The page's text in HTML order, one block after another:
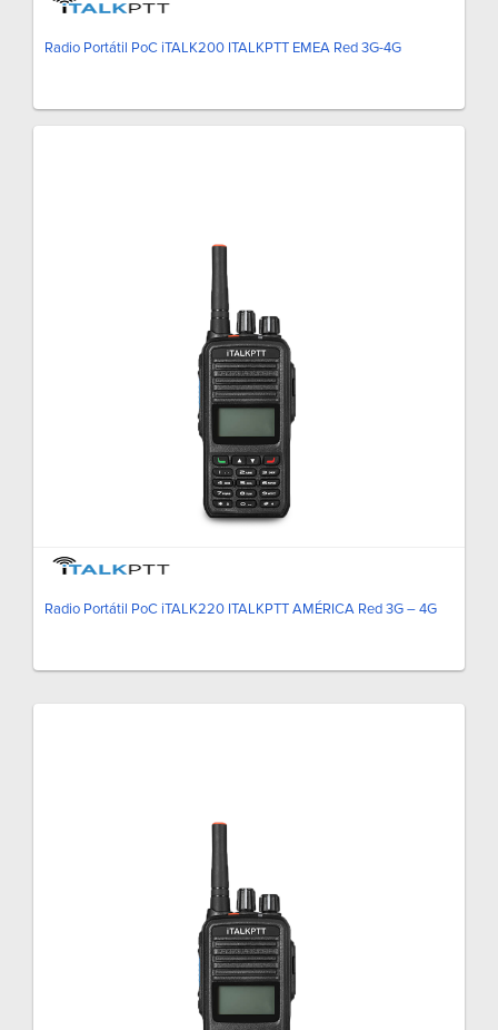
Radio Portátil PoC iTALK200 ITALKPTT EMEA Red 3G-4G
Radio Portátil PoC iTALK220 ITALKPTT AMÉRICA Red 3G – 4G